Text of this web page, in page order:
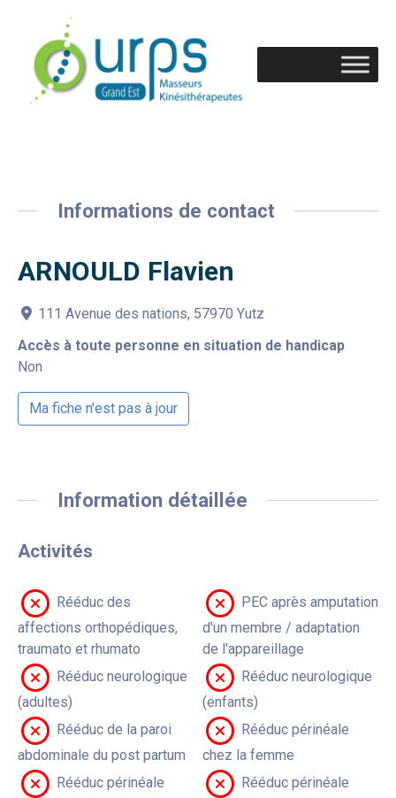
Informations de contact
ARNOULD Flavien
111 Avenue des nations, 57970 Yutz
Accès à toute personne en situation de handicap
Non
Ma fiche n'est pas à jour
Information détaillée
Activités
Rééduc des
affections orthopédiques,
traumato et rhumato
PEC après amputation
d'un membre / adaptation
de l'appareillage
Rééduc neurologique
(adultes)
Rééduc neurologique
(enfants)
Rééduc de la paroi
abdominale du post partum
Rééduc périnéale
chez la femme
Rééduc périnéale
Rééduc périnéale